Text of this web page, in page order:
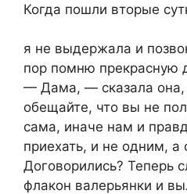
Когда пошли вторые
я не выдержала и
пор помню прекрасную
— Дама, — сказала
обещайте, что вы не
сама, иначе нам и
приехать, и не одним,
Договорились? Теперь
флакон валерьянки и